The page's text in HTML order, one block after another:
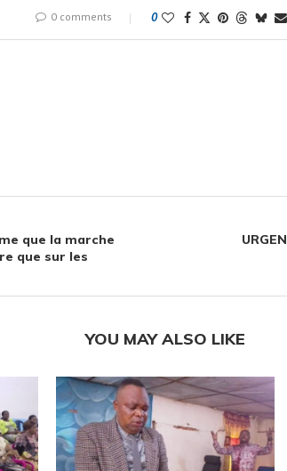
0 comments 0
que la marche
que sur les
YOU MAY ALSO LIKE